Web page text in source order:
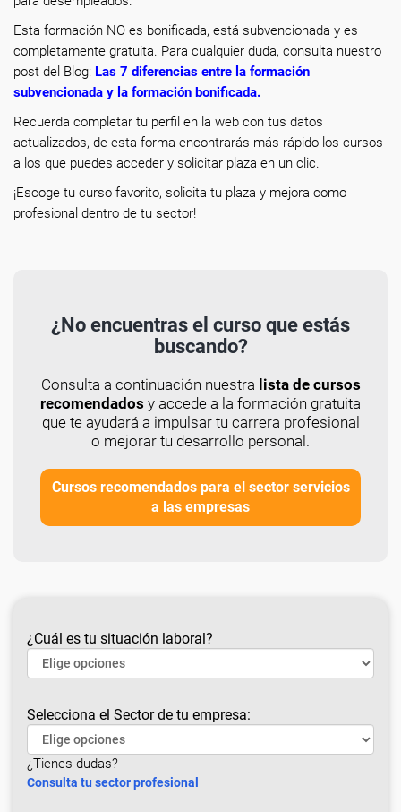
Esta formación NO es bonificada, está subvencionada y es
completamente gratuita. Para cualquier duda, consulta nuestro
post del Blog: Las 7 diferencias entre la formación
subvencionada y la formación bonificada.
Recuerda completar tu perfil en la web con tus datos
actualizados, de esta forma encontrarás más rápido los cursos
a los que puedes acceder y solicitar plaza en un clic.
¡Escoge tu curso favorito, solicita tu plaza y mejora como
profesional dentro de tu sector!
¿No encuentras el curso que estás
buscando?
Consulta a continuación nuestra lista de cursos
recomendados y accede a la formación gratuita
que te ayudará a impulsar tu carrera profesional
o mejorar tu desarrollo personal.
Cursos recomendados para el sector servicios
a las empresas
¿Cuál es tu situación laboral?
Selecciona el Sector de tu empresa:
¿Tienes dudas?
Consulta tu sector profesional